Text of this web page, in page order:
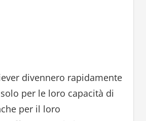
divennero rapidamente
per le loro capacità di
per il loro